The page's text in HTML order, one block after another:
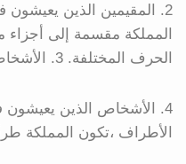
2. المقيمين الذين يعيشون
المملكة مقسمة إلى أجزاء
الحرف المختلفة. 3. الأشخاص الذين ينتمون إلى بلد ما.
4. الأشخاص الذين يعيشون في دولة عضو في
الأطراف ،تكون المملكة